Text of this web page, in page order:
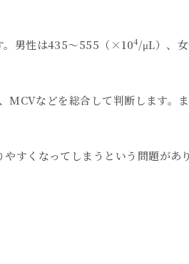
。男性は435～555（×104/μL）、
などを総合して判断します。
すくなってしまうという問題があ